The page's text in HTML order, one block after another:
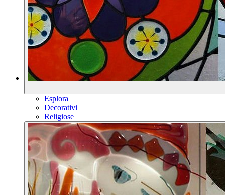
Esplora
Decorativi
Religiose